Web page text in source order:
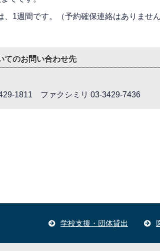
、1週間です。（予約確保連絡はありません
てのお問い合わせ先
1811 ファクシミリ 03-3429-7436
学校支援・団体貸出